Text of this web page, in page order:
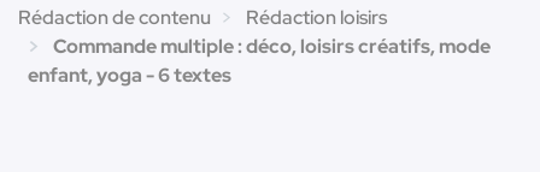
Rédaction de contenu
Rédaction loisirs
Commande multiple : déco, loisirs créatifs, mode
enfant, yoga - 6 textes